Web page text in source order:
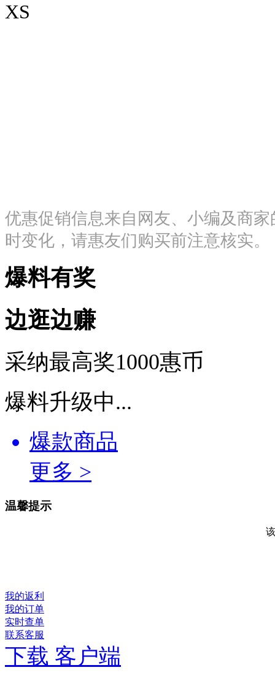
XS
优惠促销信息来自网友、小编及商
时变化，请惠友们购买前注意核实。
爆料有奖
边逛边赚
采纳最高奖1000惠币
爆料升级中...
爆款商品
更多 >
温馨提示
我的返利
我的订单
实时查单
联系客服
下载 客户端